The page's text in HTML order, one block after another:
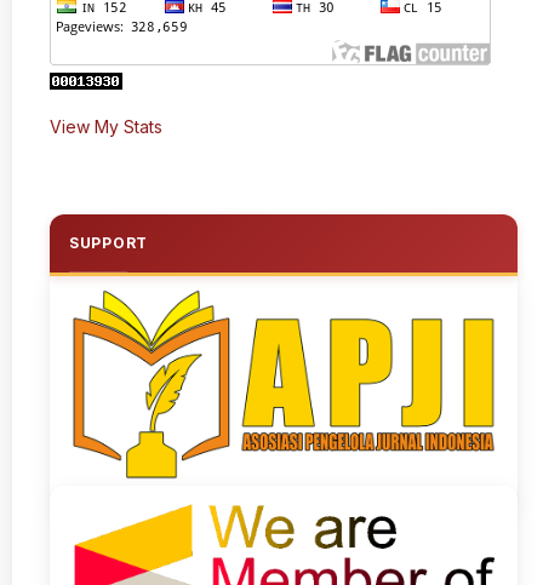
View My Stats
SUPPORT